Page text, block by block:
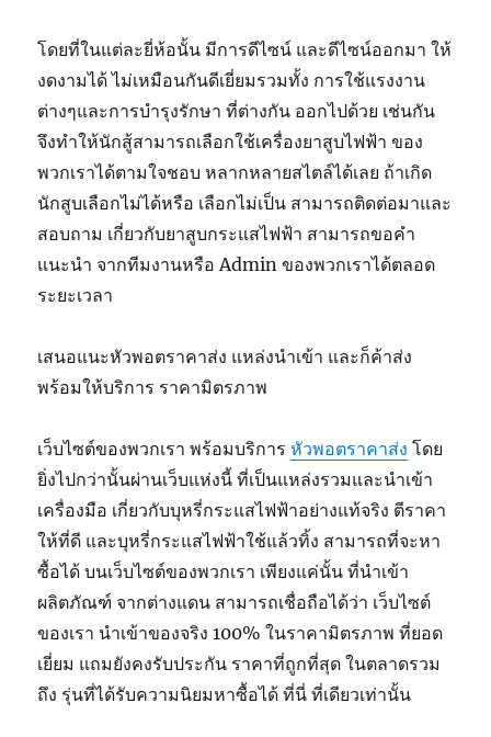
โดยที่ในแต่ละยี่ห้อนั้น มีการดีไซน์ และดีไซน์ออกมา ให้
งดงามได้ ไม่เหมือนกันดีเยี่ยมรวมทั้ง การใช้แรงงาน
ต่างๆและการบำรุงรักษา ที่ต่างกัน ออกไปด้วย เช่นกัน
จึงทำให้นักสู้สามารถเลือกใช้เครื่องยาสูบไฟฟ้า ของ
พวกเราได้ตามใจชอบ หลากหลายสไตล์ได้เลย ถ้าเกิด
นักสูบเลือกไม่ได้หรือ เลือกไม่เป็น สามารถติดต่อมาและ
สอบถาม เกี่ยวกับยาสูบกระแสไฟฟ้า สามารถขอคำ
แนะนำ จากทีมงานหรือ Admin ของพวกเราได้ตลอด
ระยะเวลา
เสนอแนะหัวพอตราคาส่ง แหล่งนำเข้า และก็ค้าส่ง
พร้อมให้บริการ ราคามิตรภาพ
เว็บไซต์ของพวกเรา พร้อมบริการหัวพอตราคาส่ง โดย
ยิ่งไปกว่านั้นผ่านเว็บแห่งนี้ ที่เป็นแหล่งรวมและนำเข้า
เครื่องมือ เกี่ยวกับบุหรี่กระแสไฟฟ้าอย่างแท้จริง ตีราคา
ให้ที่ดี และบุหรี่กระแสไฟฟ้าใช้แล้วทิ้ง สามารถที่จะหา
ซื้อได้ บนเว็บไซต์ของพวกเรา เพียงแค่นั้น ที่นำเข้า
ผลิตภัณฑ์ จากต่างแดน สามารถเชื่อถือได้ว่า เว็บไซต์
ของเรา นำเข้าของจริง 100% ในราคามิตรภาพ ที่ยอด
เยี่ยม แถมยังคงรับประกัน ราคาที่ถูกที่สุด ในตลาดรวม
ถึง รุ่นที่ได้รับความนิยมหาซื้อได้ ที่นี่ ที่เดียวเท่านั้น